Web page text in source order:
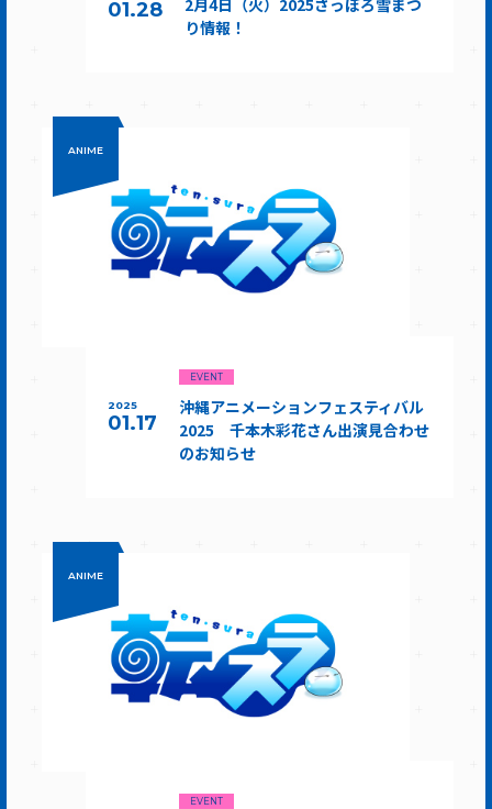
01.28
2月4日（火）2025さっぽろ雪まつ
り情報！
ANIME
2025
01.17
EVENT
沖縄アニメーションフェスティバル
2025 千本木彩花さん出演見合わせ
のお知らせ
ANIME
EVENT